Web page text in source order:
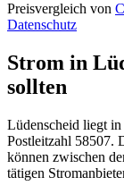
Preisvergleich von
Datenschutz
Strom in
sollten
Lüdenscheid liegt
Postleitzahl 58507.
können zwischen
tätigen